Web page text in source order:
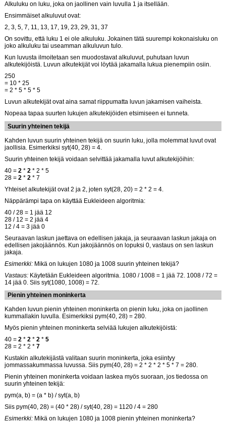
Alkuluku on luku, joka on jaollinen vain luvulla 1 ja itsellään.
Ensimmäiset alkuluvut ovat:
2, 3, 5, 7, 11, 13, 17, 19, 23, 29, 31, 37
On sovittu, että luku 1 ei ole alkuluku. Jokainen tätä suurempi kokonaisluku on
joko alkuluku tai useamman alkuluvun tulo.
Kun luvusta ilmoitetaan sen muodostavat alkuluvut, puhutaan luvun
alkutekijöistä. Luvun alkutekijät voi löytää jakamalla lukua pienempiin osiin.
250
= 10 * 25
= 2 * 5 * 5 * 5
Luvun alkutekijät ovat aina samat riippumatta luvun jakamisen vaiheista.
Nopeaa tapaa suurten lukujen alkutekijöiden etsimiseen ei tunneta.
Suurin yhteinen tekijä
Kahden luvun suurin yhteinen tekijä on suurin luku, jolla molemmat luvut ovat
jaollisia. Esimerkiksi syt(40, 28) = 4.
Suurin yhteinen tekijä voidaan selvittää jakamalla luvut alkutekijöihin:
40 = 2 * 2 * 2 * 5
28 = 2 * 2 * 7
Yhteiset alkutekijät ovat 2 ja 2, joten syt(28, 20) = 2 * 2 = 4.
Näppärämpi tapa on käyttää Eukleideen algoritmia:
40 / 28 = 1 jää 12
28 / 12 = 2 jää 4
12 / 4 = 3 jää 0
Seuraavan laskun jaettava on edellisen jakaja, ja seuraavan laskun jakaja on
edellisen jakojäännös. Kun jakojäännös on lopuksi 0, vastaus on sen laskun
jakaja.
Esimerkki: Mikä on lukujen 1080 ja 1008 suurin yhteinen tekijä?
Vastaus: Käytetään Eukleideen algoritmia. 1080 / 1008 = 1 jää 72. 1008 / 72 =
14 jää 0. Siis syt(1080, 1008) = 72.
Pienin yhteinen moninkerta
Kahden luvun pienin yhteinen moninkerta on pienin luku, joka on jaollinen
kummallakin luvulla. Esimerkiksi pym(40, 28) = 280.
Myös pienin yhteinen moninkerta selviää lukujen alkutekijöistä:
40 = 2 * 2 * 2 * 5
28 = 2 * 2 * 7
Kustakin alkutekijästä valitaan suurin moninkerta, joka esiintyy
jommassakummassa luvussa. Siis pym(40, 28) = 2 * 2 * 2 * 5 * 7 = 280.
Pienin yhteinen moninkerta voidaan laskea myös suoraan, jos tiedossa on
suurin yhteinen tekijä:
pym(a, b) = (a * b) / syt(a, b)
Siis pym(40, 28) = (40 * 28) / syt(40, 28) = 1120 / 4 = 280
Esimerkki: Mikä on lukujen 1080 ja 1008 pienin yhteinen moninkerta?